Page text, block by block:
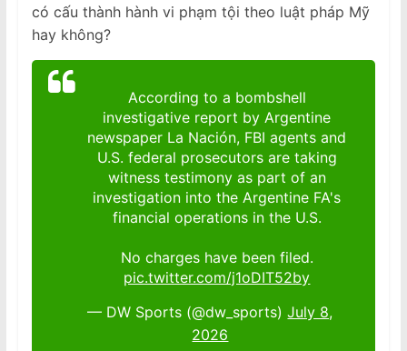
có cấu thành hành vi phạm tội theo luật pháp Mỹ
hay không?
According to a bombshell
investigative report by Argentine
newspaper La Nación, FBI agents and
U.S. federal prosecutors are taking
witness testimony as part of an
investigation into the Argentine FA's
financial operations in the U.S.
No charges have been filed.
pic.twitter.com/j1oDIT52by
— DW Sports (@dw_sports)July 8,
2026